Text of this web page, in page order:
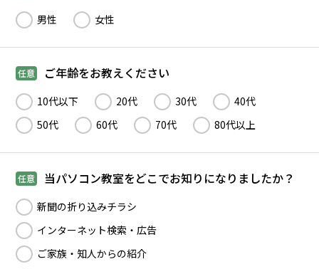
男性 女性
任意 ご年齢をお教えください
10代以下 20代 30代
40代
50代
60代 70代 80代以上
任意 当パソコン教室をどこでお知りになりましたか？
新聞の折り込みチラシ
インターネット検索・広告
ご家族・知人からの紹介